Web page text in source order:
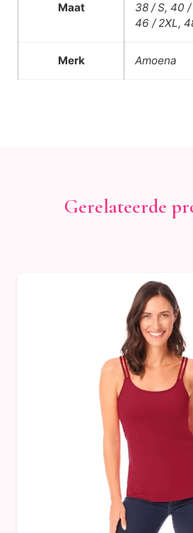
Maat
38 / S, 40
46 / 2XL,
Merk Amoena
Gerelateerde